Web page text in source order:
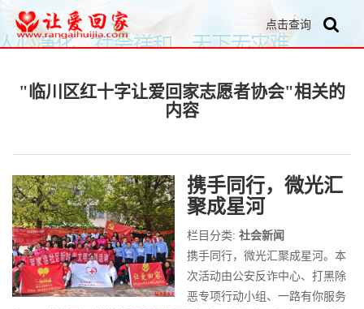
点击查询
"临川区红十字让爱回家志愿者协会"相关的
内容
携手同行，微光汇
聚成星河
栏目分类: 社会新闻
携手同行，微光汇聚成星河。本
次活动由公安反诈中心、打黑除
恶专项行动小组、一路有你服务